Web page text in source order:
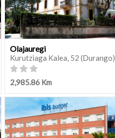
Olajauregi
Kurutziaga Kalea, 52 (Durango)
2,985.86 Km